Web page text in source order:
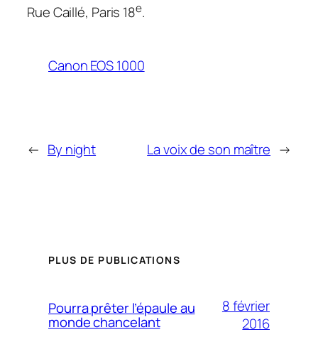
Rue Caillé, Paris 18e.
Canon EOS 1000
← By night La voix de son maître →
PLUS DE PUBLICATIONS
Pourra prêter l’épaule au
monde chancelant
8 février
2016